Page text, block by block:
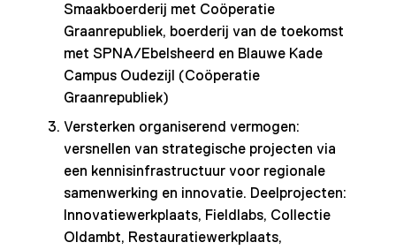
Smaakboerderij met Coöperatie
Graanrepubliek, boerderij van de toekomst
met SPNA/Ebelsheerd en Blauwe Kade
Campus Oudezijl (Coöperatie
Graanrepubliek)
Versterken organiserend vermogen:
versnellen van strategische projecten via
een kennisinfrastructuur voor regionale
samenwerking en innovatie. Deelprojecten:
Innovatiewerkplaats, Fieldlabs, Collectie
Oldambt, Restauratiewerkplaats,